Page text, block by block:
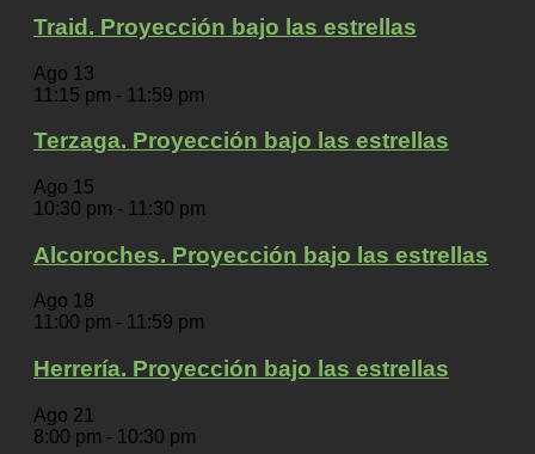
Traid. Proyección bajo las estrellas
Ago 13
11:15 pm - 11:59 pm
Terzaga. Proyección bajo las estrellas
Ago 15
10:30 pm - 11:30 pm
Alcoroches. Proyección bajo las estrellas
Ago 18
11:00 pm - 11:59 pm
Herrería. Proyección bajo las estrellas
Ago 21
8:00 pm - 10:30 pm